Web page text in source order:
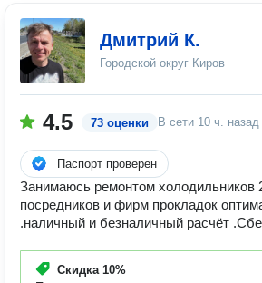
Дмитрий К.
Городской округ Киров
4.5 73 оценки В сети 10 ч. назад
Паспорт проверен
Занимаюсь ремонтом холодильников
посредников и фирм прокладок
.наличный и безналичный расчёт
Скидка 10%